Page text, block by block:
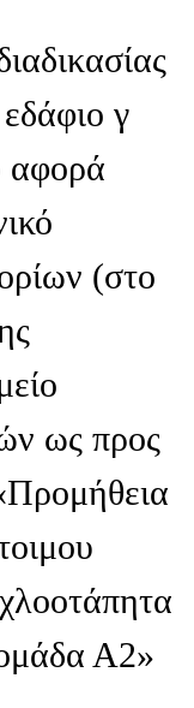
γ
αφορά
(στο
ως προς
Α2»